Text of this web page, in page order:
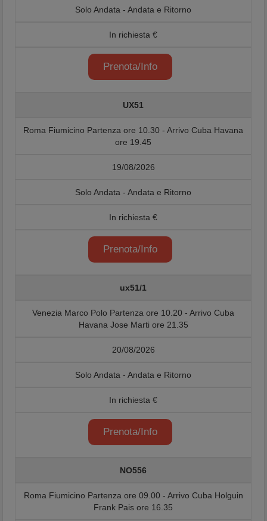
Solo Andata - Andata e Ritorno
In richiesta €
Prenota/Info
UX51
Roma Fiumicino Partenza ore 10.30 - Arrivo Cuba Havana
ore 19.45
19/08/2026
Solo Andata - Andata e Ritorno
In richiesta €
Prenota/Info
ux51/1
Venezia Marco Polo Partenza ore 10.20 - Arrivo Cuba
Havana Jose Marti ore 21.35
20/08/2026
Solo Andata - Andata e Ritorno
In richiesta €
Prenota/Info
NO556
Roma Fiumicino Partenza ore 09.00 - Arrivo Cuba Holguin
Frank Pais ore 16.35